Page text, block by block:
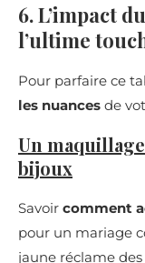
6. L’impact
l’ultime
Pour parfaire ce
les nuances de
Un
bijoux
Savoir comment
pour un mariage
jaune réclame